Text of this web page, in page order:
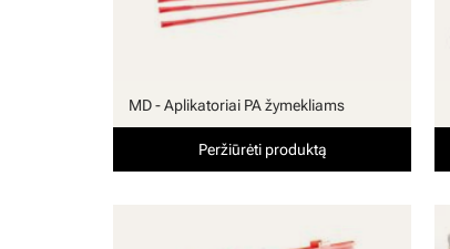
MD - Aplikatoriai PA žymekliams
Peržiūrėti produktą